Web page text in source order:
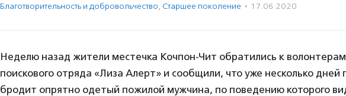
Благотвори­тель­ность и доброволь­чест­во, Старшее поколение · 17.06.2020
Неделю назад жители местечка Кочпон-Чит обратились к волонтерам
поискового отряда «Лиза Алерт» и сообщили, что уже несколько дней
бродит опрятно одетый пожилой мужчина, по поведению которого